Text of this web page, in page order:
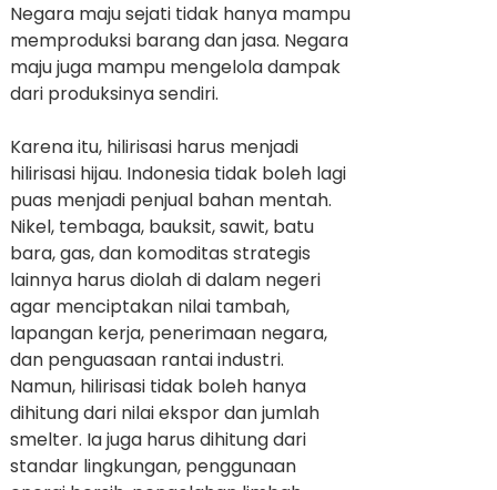
Negara maju sejati tidak hanya mampu
memproduksi barang dan jasa. Negara
maju juga mampu mengelola dampak
dari produksinya sendiri.
Karena itu, hilirisasi harus menjadi
hilirisasi hijau. Indonesia tidak boleh lagi
puas menjadi penjual bahan mentah.
Nikel, tembaga, bauksit, sawit, batu
bara, gas, dan komoditas strategis
lainnya harus diolah di dalam negeri
agar menciptakan nilai tambah,
lapangan kerja, penerimaan negara,
dan penguasaan rantai industri.
Namun, hilirisasi tidak boleh hanya
dihitung dari nilai ekspor dan jumlah
smelter. Ia juga harus dihitung dari
standar lingkungan, penggunaan